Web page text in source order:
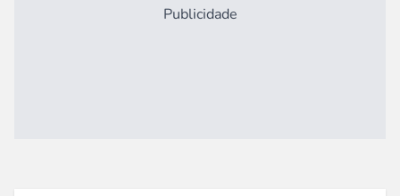
Publicidade